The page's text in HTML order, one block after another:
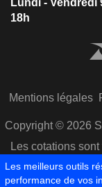
18h
Mentions légales
Copyright © 2026
Les cotations
Les meilleurs outils
performance de vos